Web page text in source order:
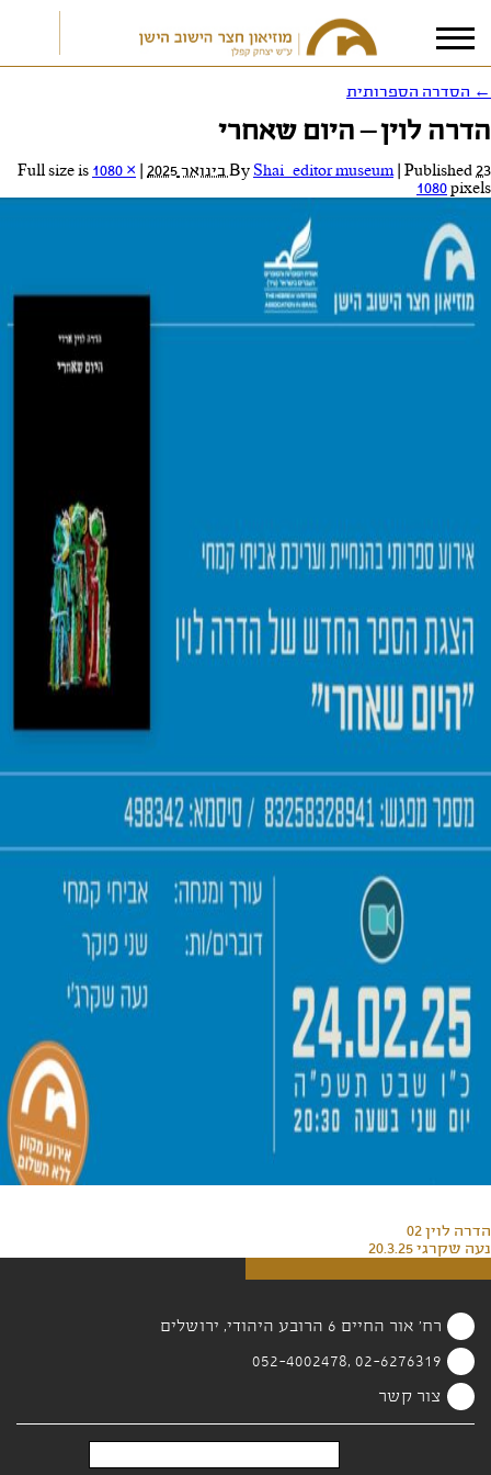
אני מאשר/ת אתתנאי הפרטיות
← הסדרה הספרותית
הדרה לוין – היום שאחרי
By Shai_editor museum Published23 בינואר 2025
1080 ×
1080pixels
הדרה לוין 02
נעה שקרגי 20.3.25
רח' אור החיים 6 הרובע היהודי, ירושלים
02-6276319 ,052-4002478
צור קשר